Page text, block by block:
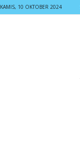
KAMIS, 10 OKTOBER 2024